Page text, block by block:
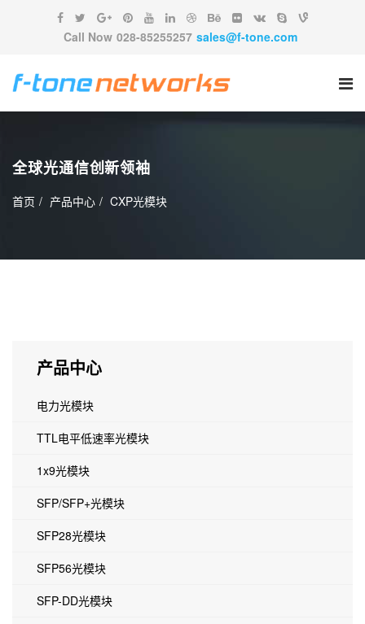
Call Now 028-85255257 sales@f-tone.com
全球光通信创新领袖
首页 产品中心 CXP光模块
产品中心
电力光模块
TTL电平低速率光模块
1x9光模块
SFP/SFP+光模块
SFP28光模块
SFP56光模块
SFP-DD光模块